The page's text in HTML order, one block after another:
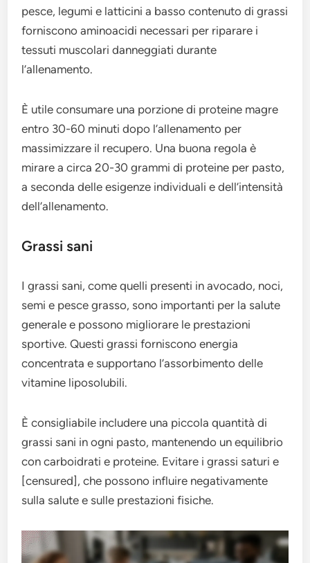
pesce, legumi e latticini a basso contenuto di grassi
forniscono aminoacidi necessari per riparare i
tessuti muscolari danneggiati durante
l’allenamento.
È utile consumare una porzione di proteine magre
entro 30-60 minuti dopo l’allenamento per
massimizzare il recupero. Una buona regola è
mirare a circa 20-30 grammi di proteine per pasto,
a seconda delle esigenze individuali e dell’intensità
dell’allenamento.
Grassi sani
I grassi sani, come quelli presenti in avocado, noci,
semi e pesce grasso, sono importanti per la salute
generale e possono migliorare le prestazioni
sportive. Questi grassi forniscono energia
concentrata e supportano l’assorbimento delle
vitamine liposolubili.
È consigliabile includere una piccola quantità di
grassi sani in ogni pasto, mantenendo un equilibrio
con carboidrati e proteine. Evitare i grassi saturi e
[censured], che possono influire negativamente
sulla salute e sulle prestazioni fisiche.